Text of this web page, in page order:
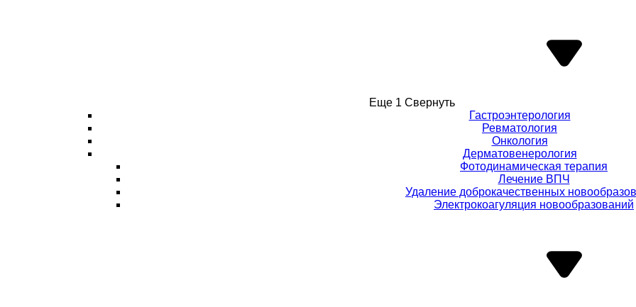
Еще 1 Свернуть
Гастроэнтерология
Ревматология
Онкология
Дерматовенерология
Фотодинамическая терапия
Лечение ВПЧ
Удаление доброкачественных
Электрокоагуляция новообразований